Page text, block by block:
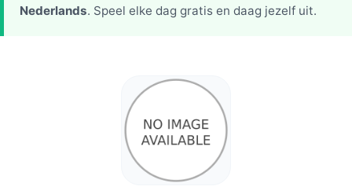
Nederlands. Speel elke dag gratis en daag jezelf uit.